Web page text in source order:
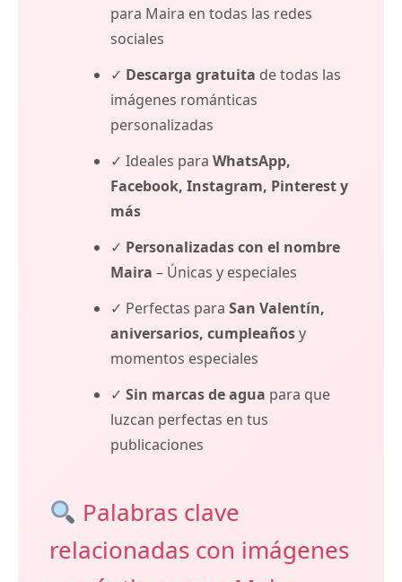
para Maira en todas las redes
sociales
✓ Descarga gratuita de todas las
imágenes románticas
personalizadas
✓ Ideales para WhatsApp,
Facebook, Instagram, Pinterest y
más
✓ Personalizadas con el nombre
Maira – Únicas y especiales
✓ Perfectas para San Valentín,
aniversarios, cumpleañosy
momentos especiales
✓ Sin marcas de agua para que
luzcan perfectas en tus
publicaciones
Palabras clave
relacionadas con imágenes